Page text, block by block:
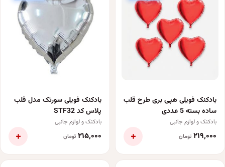
بادکنک فویلی هپی بری طرح قلب
ساده بسته 5 عددی
بادکنک و لوازم جانبی
۲۱۹٬۰۰۰ تومان +
بادکنک فویلی سورتک مدل قلب
پلاس کد STF32
بادکنک و لوازم جانبی
۲۱۵٬۰۰۰ تومان +